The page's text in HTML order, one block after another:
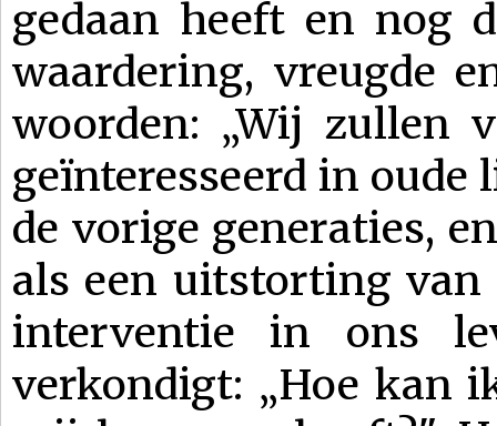
gedaan heeft en nog
waardering, vreugde
woorden: „Wij zullen
geïnteresseerd in
de vorige generaties,
als een uitstorting van
interventie in ons
verkondigt: „Hoe kan